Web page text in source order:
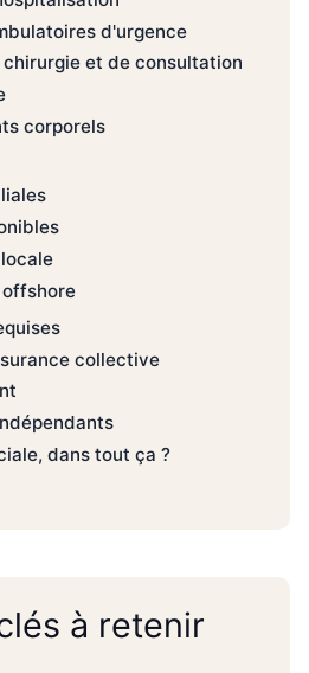
d'urgence
et de consultation
corporels
offshore
collective
dans tout ça ?
à retenir